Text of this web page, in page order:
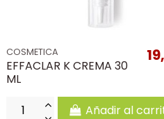
COSMETICA
EFFACLAR K CREMA 30
ML
Añadir al